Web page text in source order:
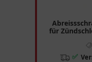
für
✅